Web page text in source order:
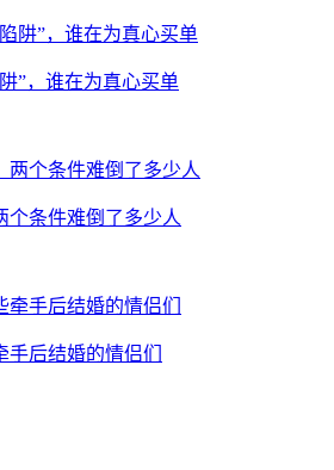
”，谁在为真心买单
个条件难倒了多少人
后结婚的情侣们